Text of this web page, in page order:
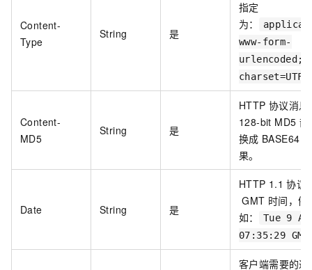
Content-
Type
String 是
指定
为：
www-form-
urlencoded;
charset=UTF-
Content-
MD5
String 是
HTTP 协议消息
128-bit MD5 散
换成 BASE64
果。
Date String 是
HTTP 1.1 协议
GMT 时间，例
如：
Tue 9
07:35:29 GMT
客户端需要的返